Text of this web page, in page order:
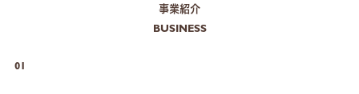
事業紹介
BUSINESS
01